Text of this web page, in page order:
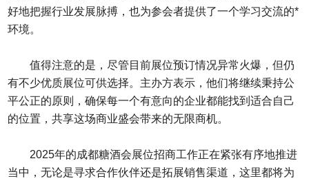
好地把握行业发展脉搏，也为参会者提供了一个学习交流的*
环境。
值得注意的是，尽管目前展位预订情况异常火爆，但仍
有不少优质展位可供选择。主办方表示，他们将继续秉持公
平公正的原则，确保每一个有意向的企业都能找到适合自己
的位置，共享这场商业盛会带来的无限商机。
2025年的成都糖酒会展位招商工作正在紧张有序地推进
当中，无论是寻求合作伙伴还是拓展销售渠道，这里都将为